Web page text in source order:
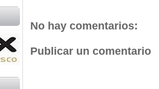
No hay comentarios:
Publicar un comentario